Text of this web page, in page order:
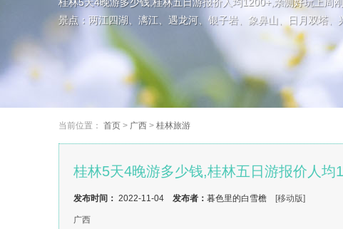
景点：两江四湖、漓江、遇龙河、银子岩、象鼻山、日月双塔、
当前位置： 首页 > 广西 > 桂林旅游
桂林5天4晚游多少钱,桂林五日游报价人均
发布时间： 2022-11-04 发布者： 暮色里的白雪檐 [移动版]
广西